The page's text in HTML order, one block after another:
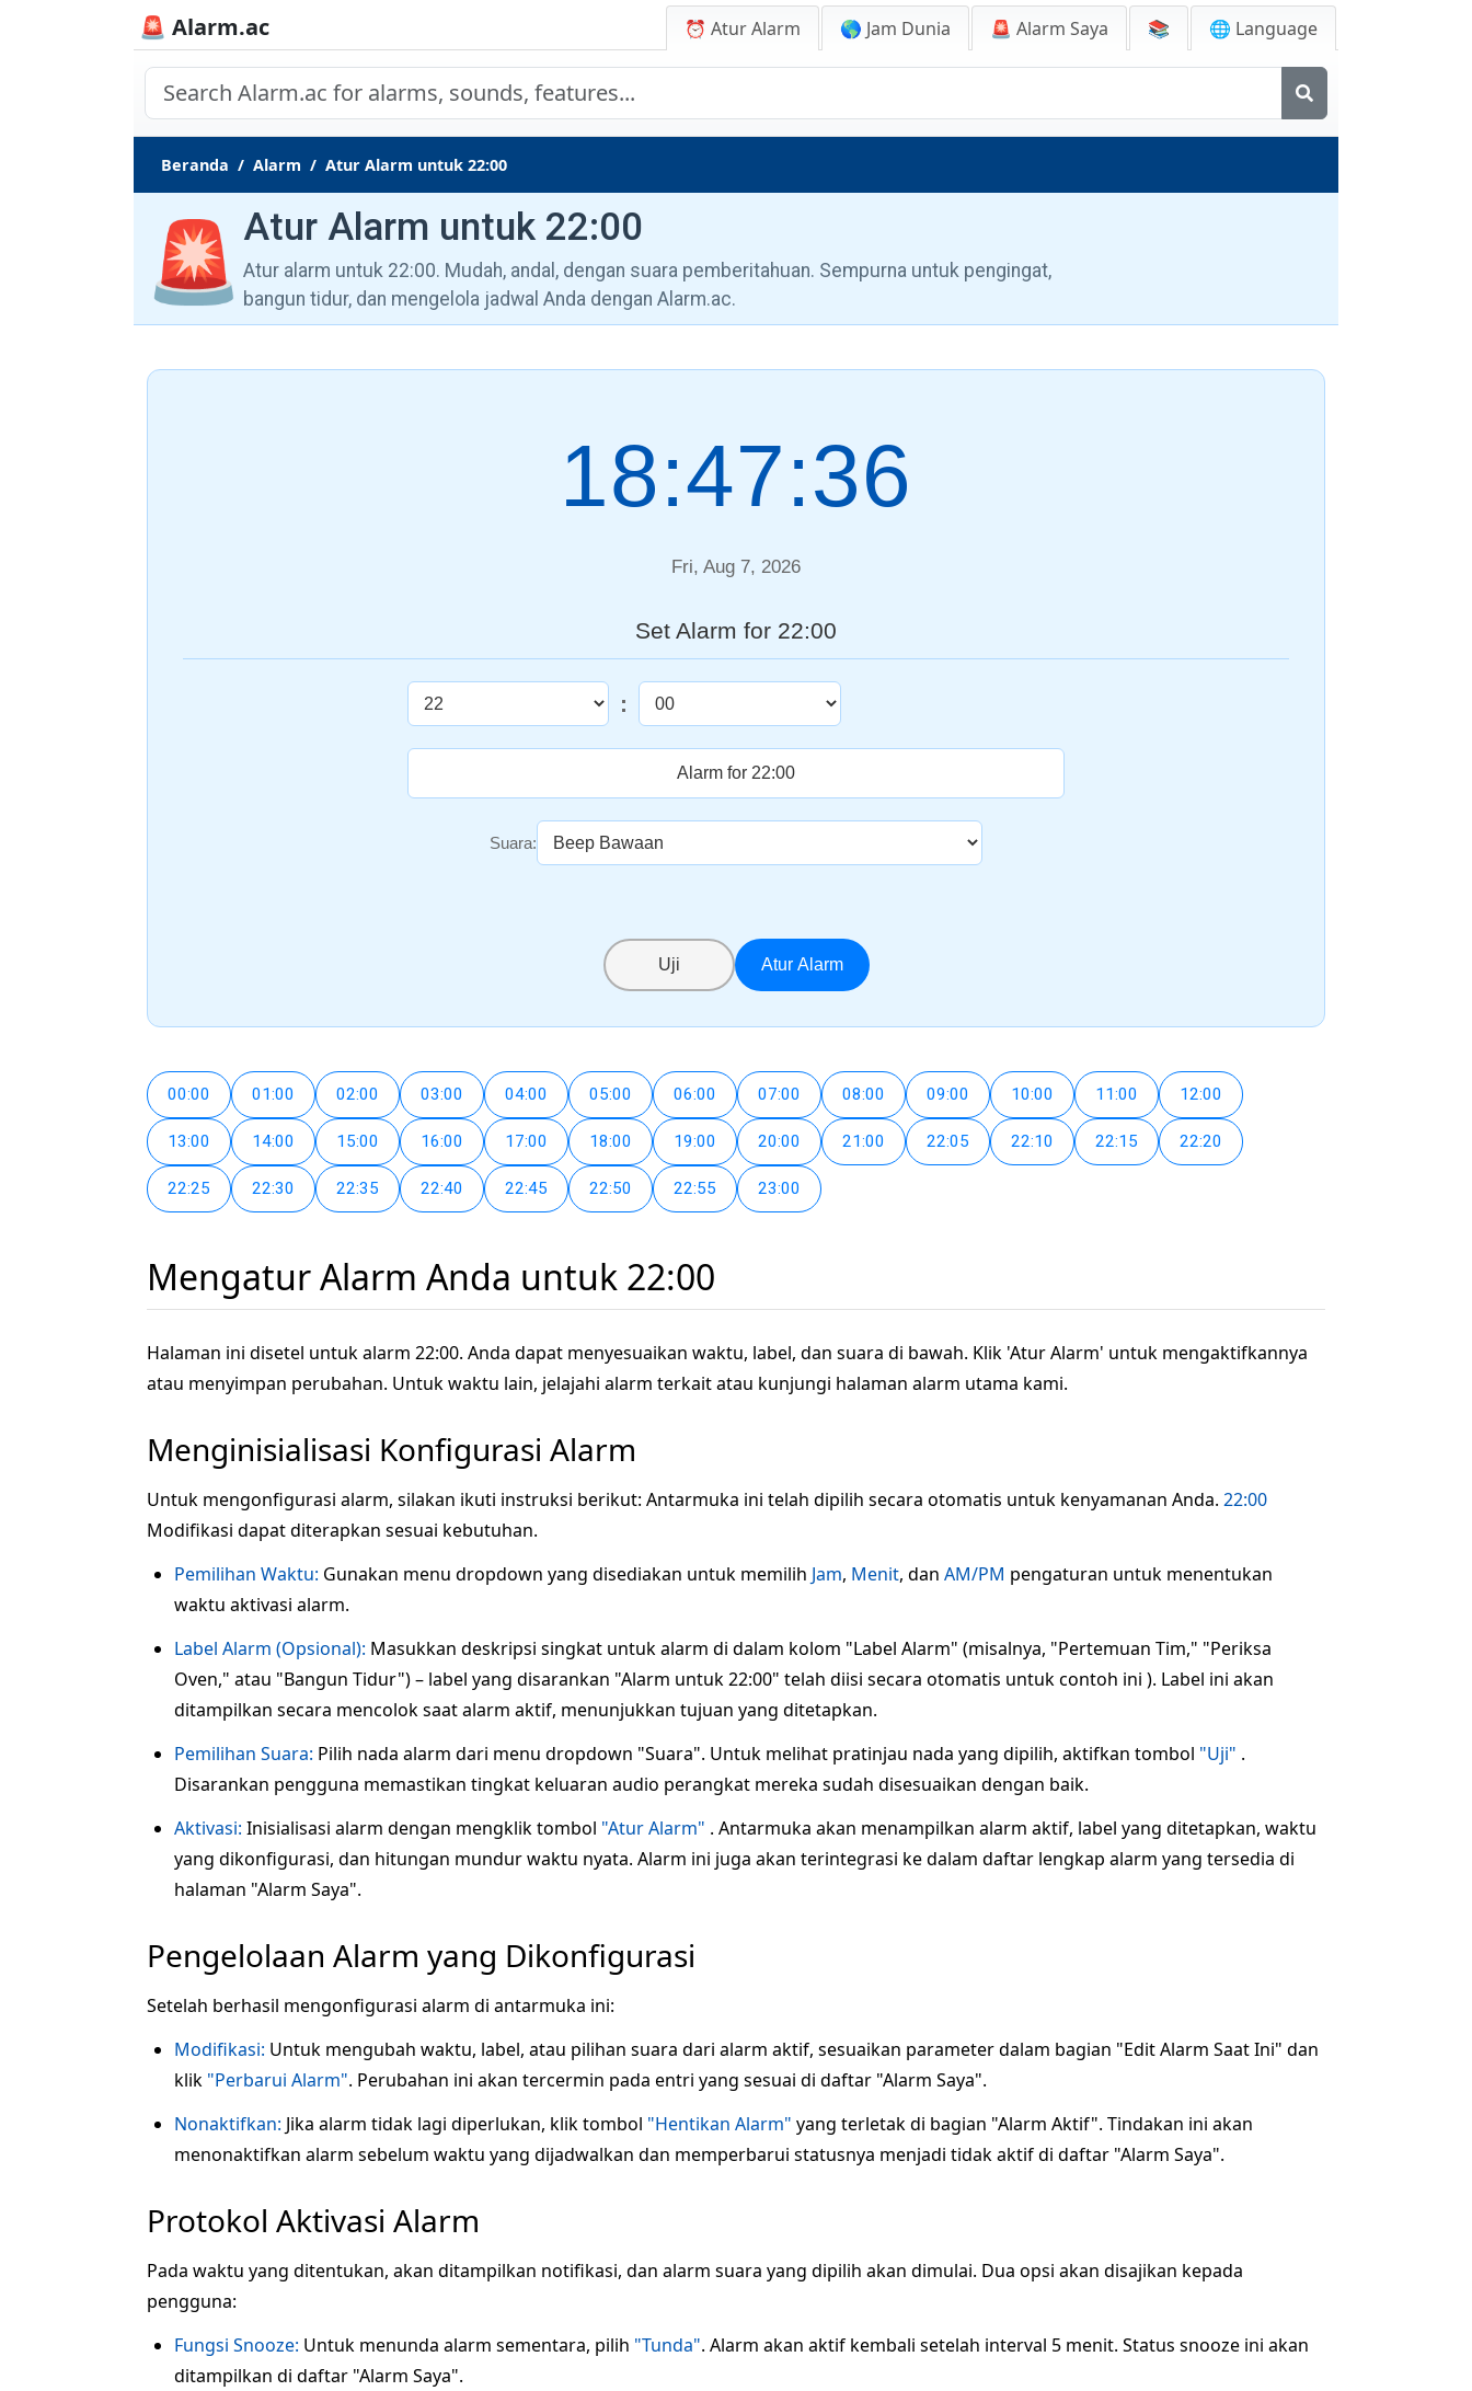
🚨 Alarm.ac ⏰ Atur Alarm 🌎 Jam Dunia 🚨 Alarm Saya 📚 🌐 Language
Beranda Alarm Atur Alarm untuk 22:00
🚨 Atur Alarm untuk 22:00
Atur alarm untuk 22:00. Mudah, andal, dengan suara pemberitahuan. Sempurna untuk pengingat,
bangun tidur, dan mengelola jadwal Anda dengan Alarm.ac.
18:47:37
Fri, Aug 7, 2026
Set Alarm for 22:00
:
Suara:
Uji Atur Alarm
00:00 01:00 02:00 03:00 04:00 05:00 06:00 07:00 08:00 09:00 10:00 11:00 12:00
13:00 14:00 15:00 16:00 17:00 18:00 19:00 20:00 21:00 22:05 22:10 22:15 22:20
22:25 22:30 22:35 22:40 22:45 22:50 22:55 23:00
Mengatur Alarm Anda untuk 22:00
Halaman ini disetel untuk alarm 22:00. Anda dapat menyesuaikan waktu, label, dan suara di bawah. Klik 'Atur Alarm' untuk mengaktifkannya
atau menyimpan perubahan. Untuk waktu lain, jelajahi alarm terkait atau kunjungi halaman alarm utama kami.
Menginisialisasi Konfigurasi Alarm
Untuk mengonfigurasi alarm, silakan ikuti instruksi berikut: Antarmuka ini telah dipilih secara otomatis untuk kenyamanan Anda. 22:00
Modifikasi dapat diterapkan sesuai kebutuhan.
Pemilihan Waktu: Gunakan menu dropdown yang disediakan untuk memilih Jam, Menit, dan AM/PM pengaturan untuk menentukan
waktu aktivasi alarm.
Label Alarm (Opsional): Masukkan deskripsi singkat untuk alarm di dalam kolom "Label Alarm" (misalnya, "Pertemuan Tim," "Periksa
Oven," atau "Bangun Tidur") – label yang disarankan "Alarm untuk 22:00" telah diisi secara otomatis untuk contoh ini ). Label ini akan
ditampilkan secara mencolok saat alarm aktif, menunjukkan tujuan yang ditetapkan.
Pemilihan Suara: Pilih nada alarm dari menu dropdown "Suara". Untuk melihat pratinjau nada yang dipilih, aktifkan tombol "Uji" .
Disarankan pengguna memastikan tingkat keluaran audio perangkat mereka sudah disesuaikan dengan baik.
Aktivasi: Inisialisasi alarm dengan mengklik tombol "Atur Alarm" . Antarmuka akan menampilkan alarm aktif, label yang ditetapkan, waktu
yang dikonfigurasi, dan hitungan mundur waktu nyata. Alarm ini juga akan terintegrasi ke dalam daftar lengkap alarm yang tersedia di
halaman "Alarm Saya".
Pengelolaan Alarm yang Dikonfigurasi
Setelah berhasil mengonfigurasi alarm di antarmuka ini:
Modifikasi: Untuk mengubah waktu, label, atau pilihan suara dari alarm aktif, sesuaikan parameter dalam bagian "Edit Alarm Saat Ini" dan
klik "Perbarui Alarm". Perubahan ini akan tercermin pada entri yang sesuai di daftar "Alarm Saya".
Nonaktifkan: Jika alarm tidak lagi diperlukan, klik tombol "Hentikan Alarm" yang terletak di bagian "Alarm Aktif". Tindakan ini akan
menonaktifkan alarm sebelum waktu yang dijadwalkan dan memperbarui statusnya menjadi tidak aktif di daftar "Alarm Saya".
Protokol Aktivasi Alarm
Pada waktu yang ditentukan, akan ditampilkan notifikasi, dan alarm suara yang dipilih akan dimulai. Dua opsi akan disajikan kepada
pengguna:
Fungsi Snooze: Untuk menunda alarm sementara, pilih "Tunda". Alarm akan aktif kembali setelah interval 5 menit. Status snooze ini akan
ditampilkan di daftar "Alarm Saya".